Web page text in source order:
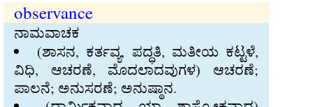
observance
ನಾಮವಾಚಕ
(ಶಾಸನ, ಕರ್ತವ್ಯ, ಪದ್ಧತಿ, ಮತೀಯ ಕಟ್ಟಳೆ,
ವಿಧಿ, ಆಚರಣೆ, ಮೊದಲಾದವುಗಳ) ಆಚರಣೆ;
ಪಾಲನೆ; ಅನುಸರಣೆ; ಅನುಷ್ಠಾನ.